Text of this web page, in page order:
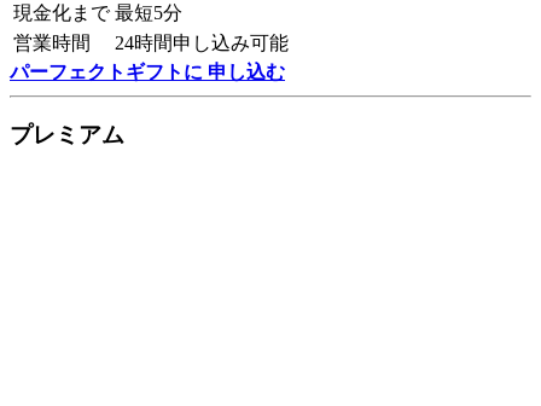
現金化まで 最短5分
営業時間
24時間申し込み可能
パーフェクトギフトに 申し込む
プレミアム